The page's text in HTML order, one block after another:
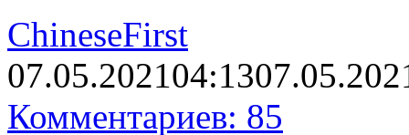
ChineseFirst
07.05.202104:13
Комментариев: 85